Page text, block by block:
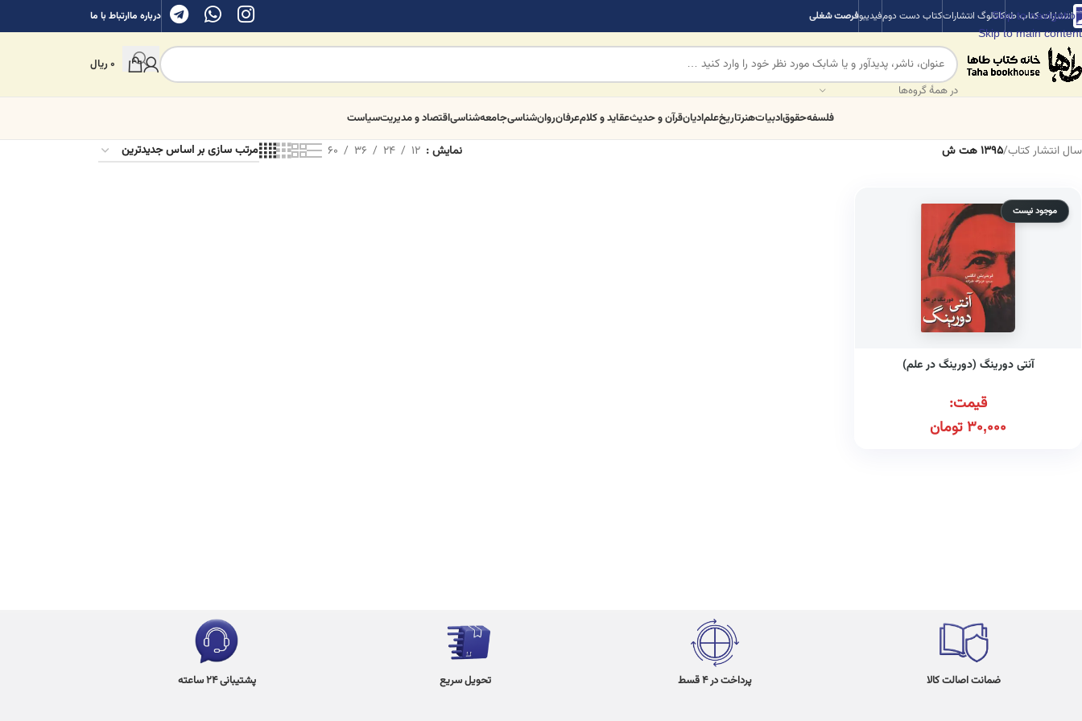
Skip to navigation
Skip to main content
انتشارات کتاب طهکاتالوگ انتشاراتکتاب دست دومفیدیبوفرصت شغلی درباره ماارتباط با ما
در همهٔ گروه‌ها
0ریال
فلسفهحقوقادبیاتهنرتاریخعلمادیانقرآن و حدیثعقاید و کلامعرفانروان‌شناسیجامعه‌شناسیاقتصاد و مدیریتسیاست
سال انتشار کتاب/1395 هت ش نمایش 12
24
36
60
موجود نیست
آنتی دورینگ (دورینگ در علم)
قیمت:
30,000تومان
ضمانت اصالت کالا پرداخت در 4 قسط تحویل سریع پشتیبانی 24 ساعته